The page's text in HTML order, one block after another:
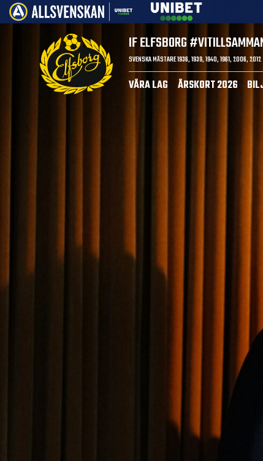
IF ELFSBORG
SVENSKA MÄSTARE 1936, 1939, 1940, 1961, 2006, 2012
VÅRA LAG ÅRSKORT 2026